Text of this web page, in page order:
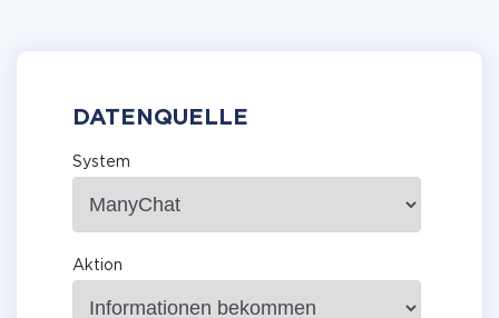
DATENQUELLE
System
Aktion